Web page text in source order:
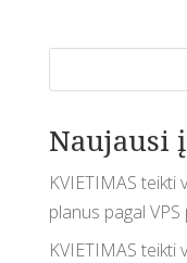
Naujausi
KVIETIMAS teikti
planus pagal
KVIETIMAS teikti